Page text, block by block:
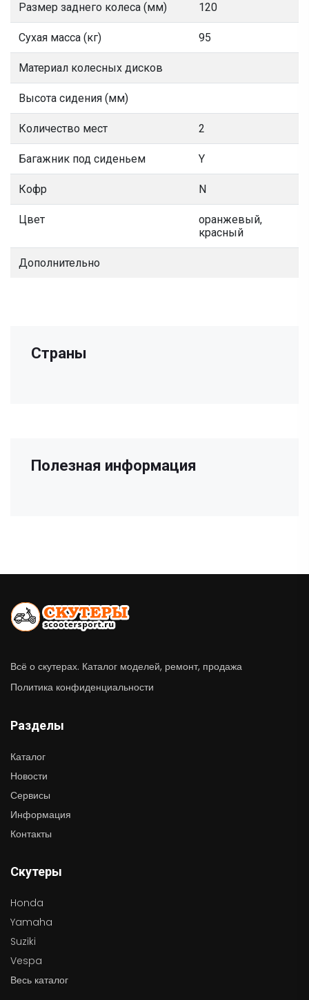
Размер заднего колеса (мм) 120
Сухая масса (кг) 95
Материал колесных дисков
Высота сидения (мм)
Количество мест 2
Багажник под сиденьем Y
Кофр N
Цвет
оранжевый,
красный
Дополнительно
Страны
Полезная информация
Всё о скутерах. Каталог моделей, ремонт, продажа
Политика конфиденциальности
Разделы
Каталог
Новости
Сервисы
Информация
Контакты
Скутеры
Honda
Yamaha
Suziki
Vespa
Весь каталог